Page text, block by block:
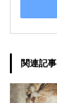
関連記事